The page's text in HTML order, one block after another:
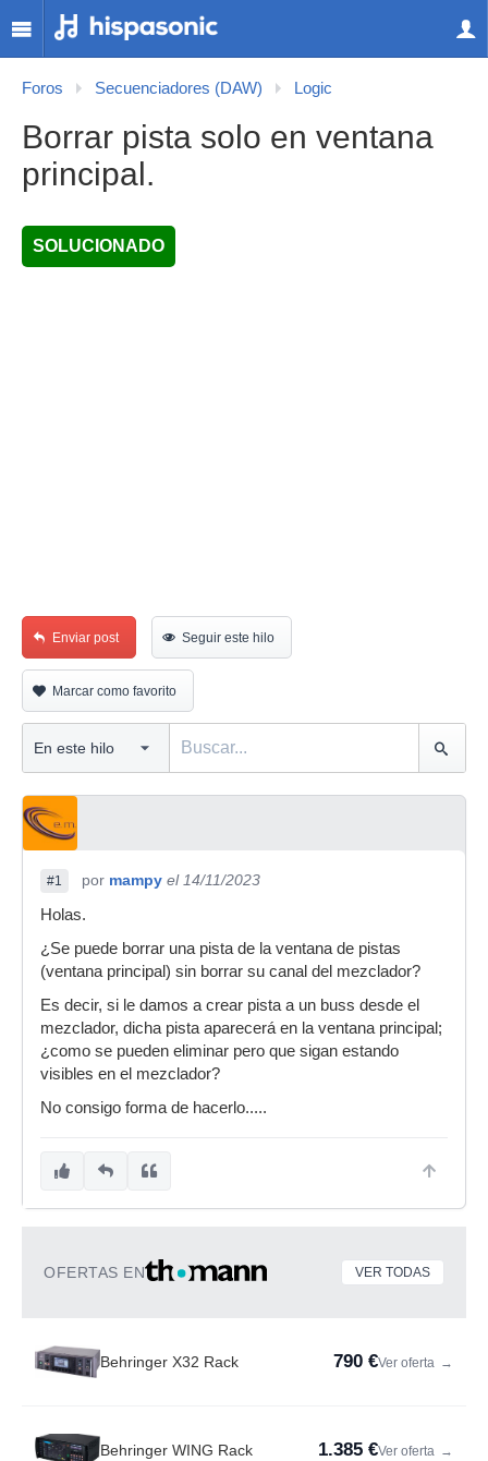
Foros Secuenciadores (DAW) Logic
Borrar pista solo en ventana
principal.
SOLUCIONADO
Enviar post Seguir este hilo
Marcar como favorito
#1 por mampy el 14/11/2023
Holas.
¿Se puede borrar una pista de la ventana de pistas
(ventana principal) sin borrar su canal del mezclador?
Es decir, si le damos a crear pista a un buss desde el
mezclador, dicha pista aparecerá en la ventana principal;
¿como se pueden eliminar pero que sigan estando
visibles en el mezclador?
No consigo forma de hacerlo.....
OFERTAS EN VER TODAS
Behringer X32 Rack 790 €Ver oferta →
Behringer WING Rack 1.385 €Ver oferta →